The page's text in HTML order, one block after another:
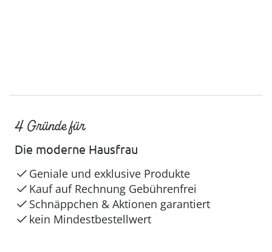
4 Gründe für
Die moderne Hausfrau
Geniale und exklusive Produkte
Kauf auf Rechnung Gebührenfrei
Schnäppchen & Aktionen garantiert
kein Mindestbestellwert